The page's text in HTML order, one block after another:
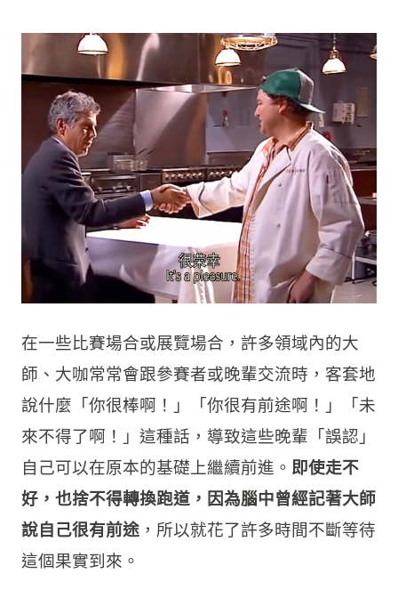
在一些比賽場合或展覽場合，許多領域內的大
師、大咖常常會跟參賽者或晚輩交流時，客套地
說什麼「你很棒啊！」「你很有前途啊！」「未
來不得了啊！」這種話，導致這些晚輩「誤認」
自己可以在原本的基礎上繼續前進。 即使走不
好，也捨不得轉換跑道，因為腦中曾經記著大師
說自己很有前途 ，所以就花了許多時間不斷等待
這個果實到來。